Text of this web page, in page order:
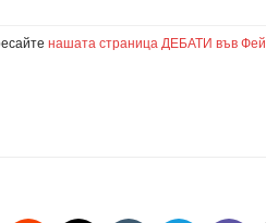
нашата страница ДЕБАТИ във